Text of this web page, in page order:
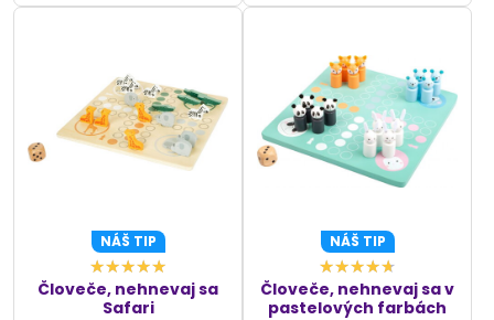
NÁŠ TIP
Človeče, nehnevaj sa
Safari
NÁŠ TIP
Človeče, nehnevaj sa v
pastelových farbách